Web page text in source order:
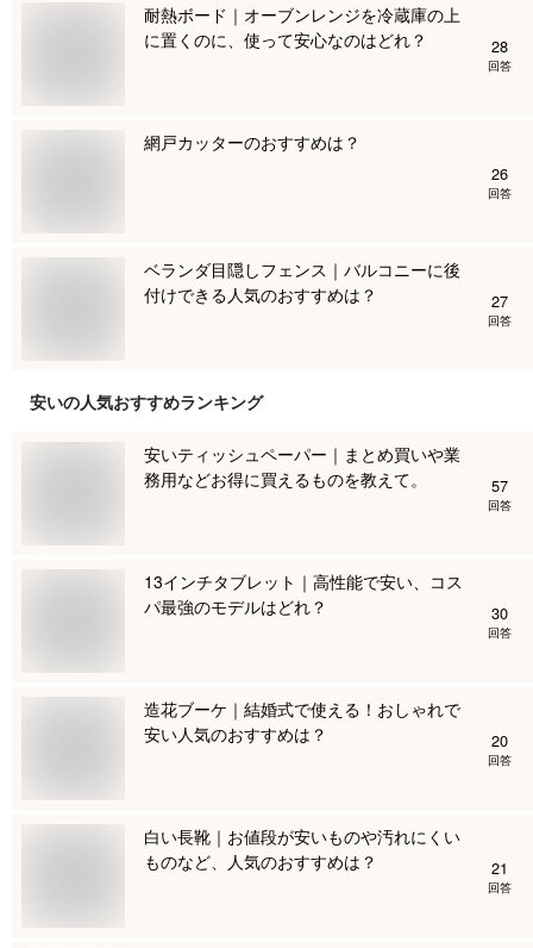
耐熱ボード｜オーブンレンジを冷蔵庫の上
に置くのに、使って安心なのはどれ？
28
回答
網戸カッターのおすすめは？
26
回答
ベランダ目隠しフェンス｜バルコニーに後
付けできる人気のおすすめは？
27
回答
安いの人気おすすめランキング
安いティッシュペーパー｜まとめ買いや業
務用などお得に買えるものを教えて。
57
回答
13インチタブレット｜高性能で安い、コス
パ最強のモデルはどれ？
30
回答
造花ブーケ｜結婚式で使える！おしゃれで
安い人気のおすすめは？
20
回答
白い長靴｜お値段が安いものや汚れにくい
ものなど、人気のおすすめは？
21
回答